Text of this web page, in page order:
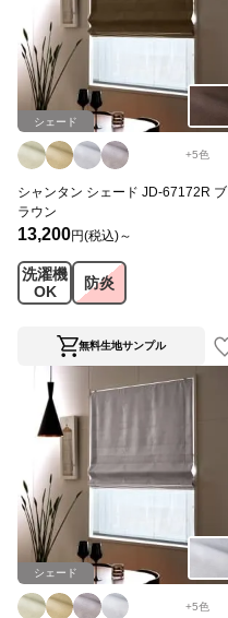
シェード
+5色
シャンタン シェード JD-67172R ブ
ラウン
13,200円(税込)～
洗濯機
OK
防炎
無料生地サンプル
シェード
+5色